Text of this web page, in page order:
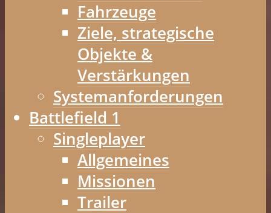
Fahrzeuge
Ziele, strategische
Objekte &
Verstärkungen
Systemanforderungen
Battlefield 1
Singleplayer
Allgemeines
Missionen
Trailer